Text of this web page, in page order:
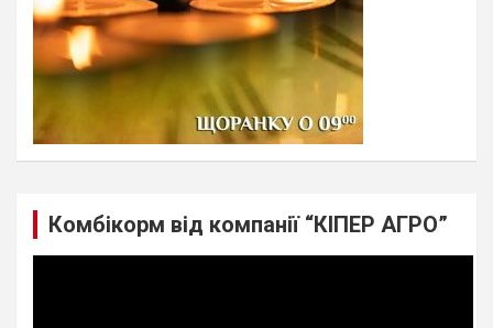
Комбікорм від компанії “КІПЕР АГРО”